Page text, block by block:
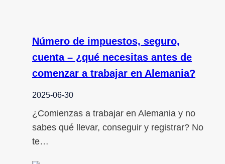
Número de impuestos, seguro,
cuenta – ¿qué necesitas antes de
comenzar a trabajar en Alemania?
2025-06-30
¿Comienzas a trabajar en Alemania y no
sabes qué llevar, conseguir y registrar? No
te…